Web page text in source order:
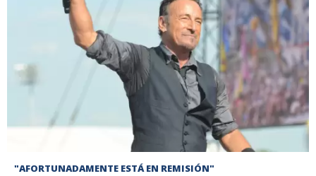
"AFORTUNADAMENTE ESTÁ EN REMISIÓN"